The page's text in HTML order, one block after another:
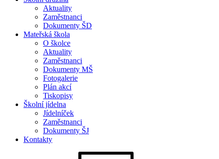
Aktuality
Zaměstnanci
Dokumenty ŠD
Mateřská škola
O školce
Aktuality
Zaměstnanci
Dokumenty MŠ
Fotogalerie
Plán akcí
Tiskopisy
Školní jídelna
Jídelníček
Zaměstnanci
Dokumenty ŠJ
Kontakty